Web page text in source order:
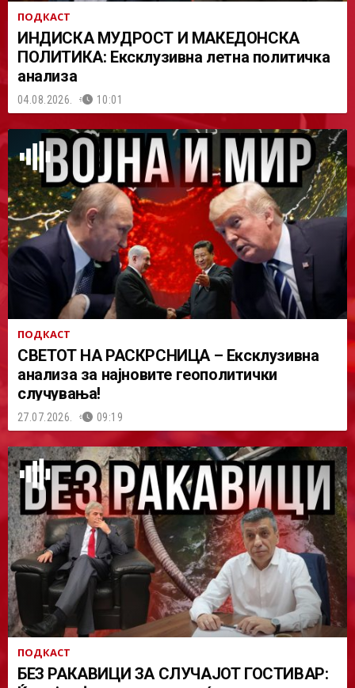
ПОДКАСТ
ИНДИСКА МУДРОСТ И МАКЕДОНСКА
ПОЛИТИКА: Ексклузивна летна политичка
анализа
04.08.2026. 10:01
ПОДКАСТ
СВЕТОТ НА РАСКРСНИЦА – Ексклузивна
анализа за најновите геополитички
случувања!
27.07.2026. 09:19
ПОДКАСТ
БЕЗ РАКАВИЦИ ЗА СЛУЧАЈОТ ГОСТИВАР: